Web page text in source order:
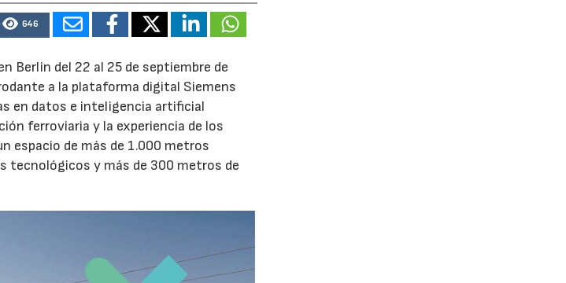
646
Berlin del 22 al 25 de septiembre de
a la plataforma digital Siemens
en datos e inteligencia artificial
ferroviaria y la experiencia de los
espacio de más de 1.000 metros
tecnológicos y más de 300 metros de